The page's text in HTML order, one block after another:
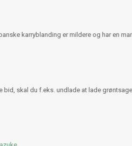
karryblanding er mildere og har en
skal du f.eks. undlade at lade